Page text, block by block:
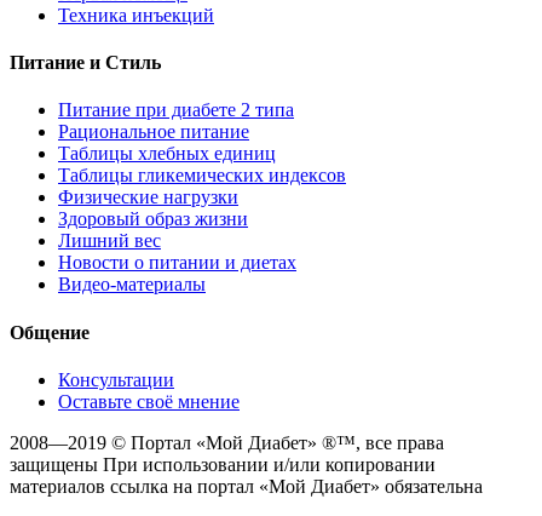
Техника инъекций
Питание и Стиль
Питание при диабете 2 типа
Рациональное питание
Таблицы хлебных единиц
Таблицы гликемических индексов
Физические нагрузки
Здоровый образ жизни
Лишний вес
Новости о питании и диетах
Видео-материалы
Общение
Консультации
Оставьте своё мнение
2008—2019 © Портал «Мой Диабет» ®™, все права
защищены При использовании и/или копировании
материалов ссылка на портал «Мой Диабет» обязательна